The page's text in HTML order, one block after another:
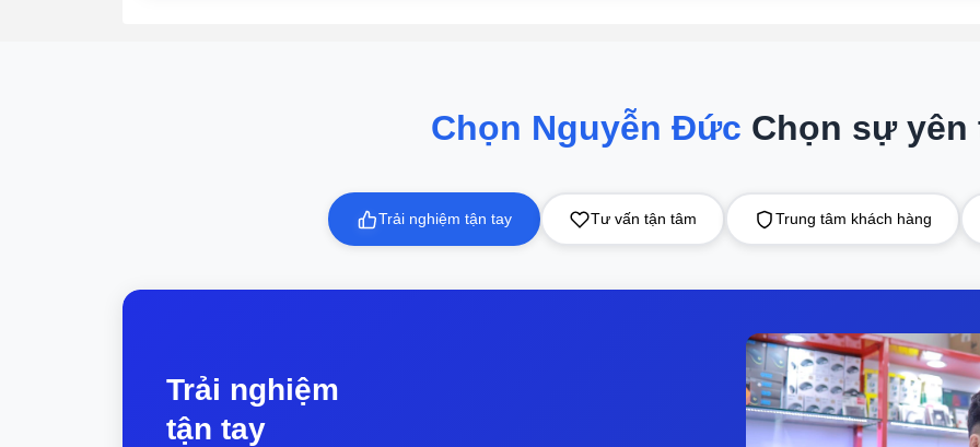
Trọn bộ thiết bị Chromecast with Google TV 4K
Chromecast with Google TV (3 màu lựa chọn)
Phiếu bảo hành 1 năm 1 đổi 1
Chọn Nguyễn Đức Chọn sự yên
Trải nghiệm tận tay Tư vấn tận tâm Trung tâm khách hàng
Trải nghiệm
tận tay